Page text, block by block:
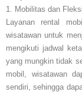
1. Mobilitas dan
Layanan rental
wisatawan untuk
mengikuti jadwal
yang mungkin tidak
mobil, wisatawan
sendiri, sehingga